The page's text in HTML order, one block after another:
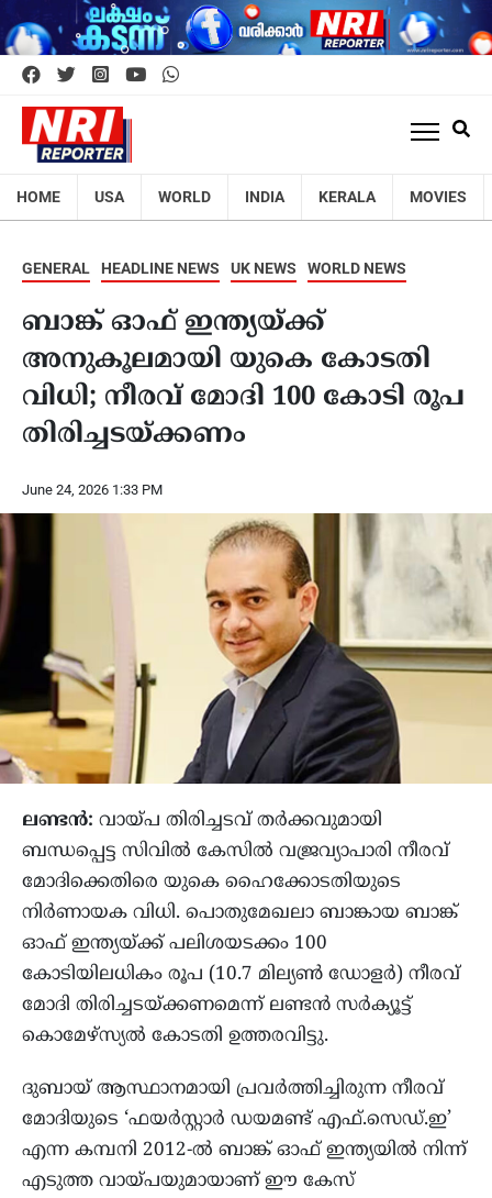
HOME USA WORLD INDIA KERALA MOVIES
GENERAL HEADLINE NEWS UK NEWS WORLD NEWS
ബാങ്ക് ഓഫ് ഇന്ത്യയ്ക്ക്
അനുകൂലമായി യുകെ കോടതി
വിധി; നീരവ് മോദി 100 കോടി രൂപ
തിരിച്ചടയ്ക്കണം
June 24, 2026 1:33 PM
ലണ്ടൻ: വായ്പ തിരിച്ചടവ് തർക്കവുമായി
ബന്ധപ്പെട്ട സിവിൽ കേസിൽ വജ്രവ്യാപാരി നീരവ്
മോദിക്കെതിരെ യുകെ ഹൈക്കോടതിയുടെ
നിർണായക വിധി. പൊതുമേഖലാ ബാങ്കായ ബാങ്ക്
ഓഫ് ഇന്ത്യയ്ക്ക് പലിശയടക്കം 100
കോടിയിലധികം രൂപ (10.7 മില്യൺ ഡോളർ) നീരവ്
മോദി തിരിച്ചടയ്ക്കണമെന്ന് ലണ്ടൻ സർക്യൂട്ട്
കൊമേഴ്സ്യൽ കോടതി ഉത്തരവിട്ടു.
ദുബായ് ആസ്ഥാനമായി പ്രവർത്തിച്ചിരുന്ന നീരവ്
മോദിയുടെ ‘ഫയർസ്റ്റാർ ഡയമണ്ട് എഫ്.സെഡ്.ഇ’
എന്ന കമ്പനി 2012-ൽ ബാങ്ക് ഓഫ് ഇന്ത്യയിൽ നിന്ന്
എടുത്ത വായ്പയുമായാണ് ഈ കേസ്